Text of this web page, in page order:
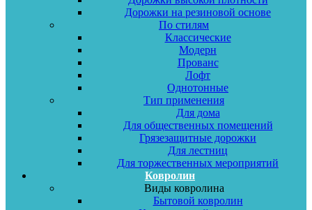
Дорожки на резиновой основе
По стилям
Классические
Модерн
Прованс
Лофт
Однотонные
Тип применения
Для дома
Для общественных помещений
Грязезащитные дорожки
Для лестниц
Для торжественных мероприятий
Ковролин
Виды ковролина
Бытовой ковролин